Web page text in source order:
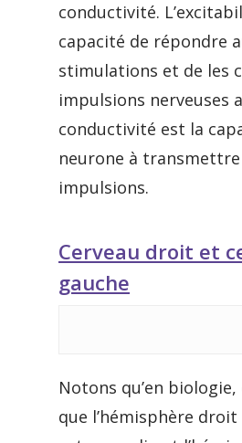
conductivité.
capacité de répondre
stimulations et de les
impulsions nerveuses
conductivité est la
neurone à transmettre
impulsions.
Cerveau droit et
gauche
Notons qu’en
que l’hémisphère droit